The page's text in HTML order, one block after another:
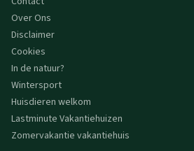
Over Ons
Disclaimer
Cookies
In de natuur?
Wintersport
Huisdieren welkom
Lastminute Vakantiehuizen
Zomervakantie vakantiehuis